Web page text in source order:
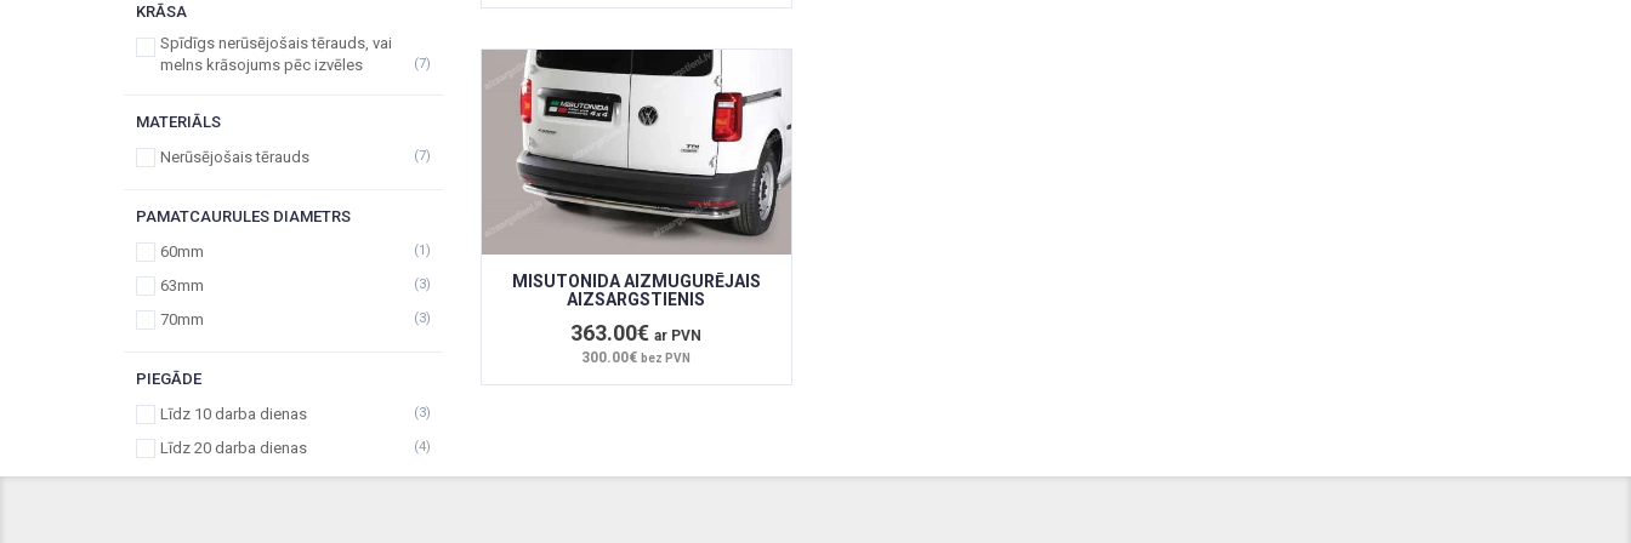
KRĀSA
Spīdīgs nerūsējošais tērauds, vai
melns krāsojums pēc izvēles
(7)
MATERIĀLS
Nerūsējošais tērauds
(7)
PAMATCAURULES DIAMETRS
60mm
(1)
63mm (3)
70mm (3)
PIEGĀDE
Līdz 10 darba dienas
(3)
Līdz 20 darba dienas (4)
MISUTONIDA AIZMUGURĒJAIS
AIZSARGSTIENIS
363.00€ar PVN
300.00€bez PVN